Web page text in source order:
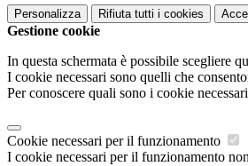
Personalizza Rifiuta tutti i cookies
Gestione cookie
In questa schermata è possibile scegliere
I cookie necessari sono quelli che
Per conoscere quali sono i cookie
Cookie necessari per il funzionamento
I cookie necessari per il funzionamento